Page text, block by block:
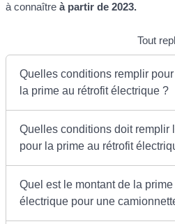
à connaîtreà partir de 2023.
Tout
Quelles conditions remplir
la prime au rétrofit électrique ?
Quelles conditions doit remplir
pour la prime au rétrofit
Quel est le montant de la
électrique pour une